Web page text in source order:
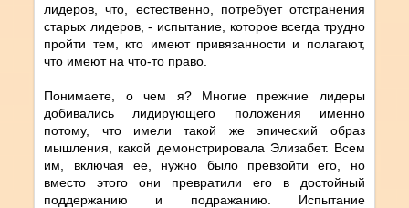
лидеров, что, естественно, потребует отстранения
старых лидеров, - испытание, которое всегда трудно
пройти тем, кто имеют привязанности и полагают,
что имеют на что-то право.
Понимаете, о чем я? Многие прежние лидеры
добивались лидирующего положения именно
потому, что имели такой же эпический образ
мышления, какой демонстрировала Элизабет. Всем
им, включая ее, нужно было превзойти его, но
вместо этого они превратили его в достойный
поддержанию и подражанию. Испытание